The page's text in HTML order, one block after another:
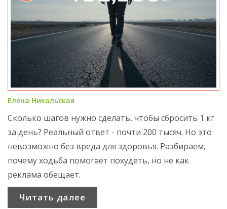
Елена Никольская
Сколько шагов нужно сделать, чтобы сбросить 1 кг
за день? Реальный ответ - почти 200 тысяч. Но это
невозможно без вреда для здоровья. Разбираем,
почему ходьба помогает похудеть, но не как
реклама обещает.
Читать далее